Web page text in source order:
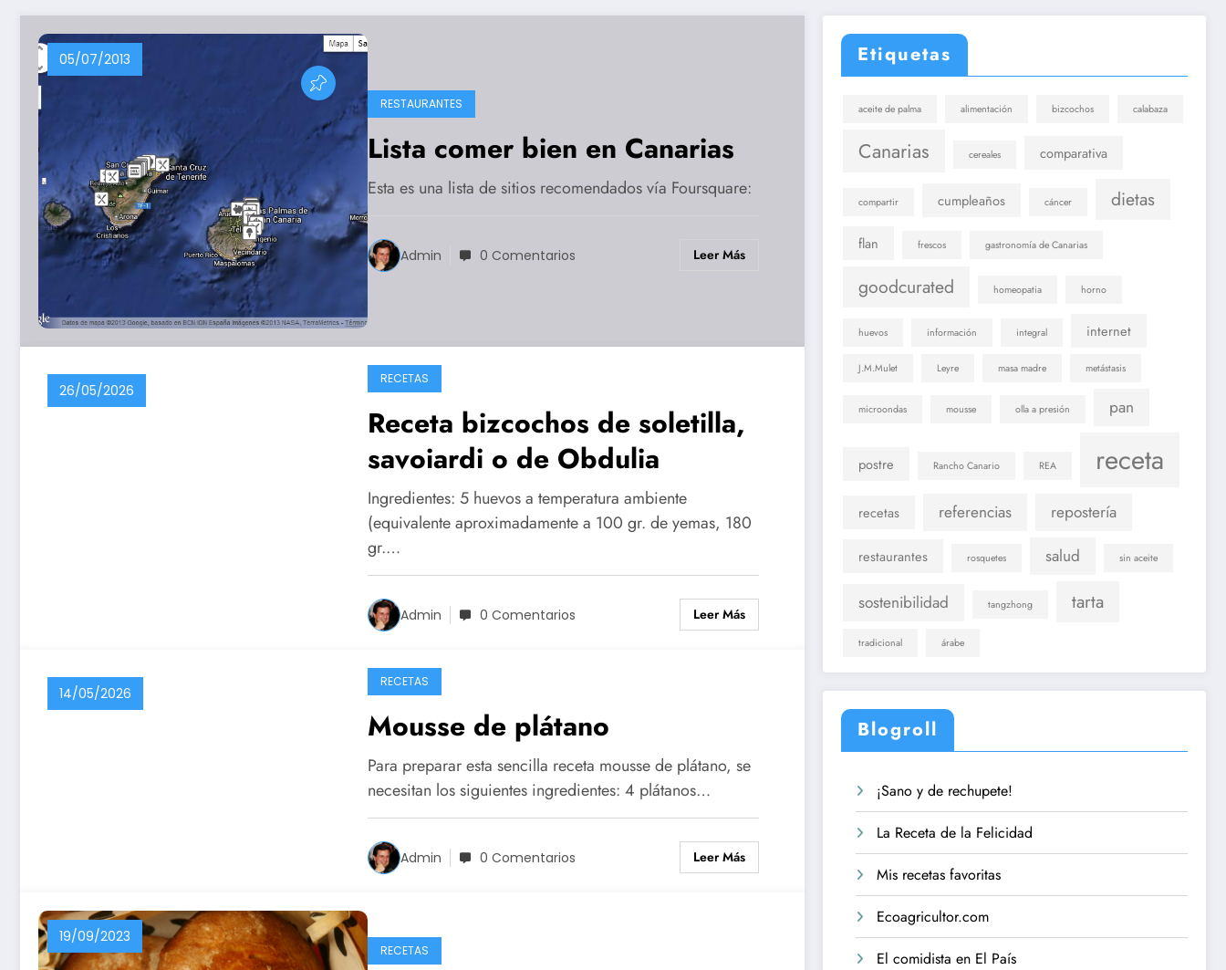
05/07/2013
RESTAURANTES
Lista comer bien en Canarias
Esta es una lista de sitios recomendados vía Foursquare:
Admin 0 Comentarios Leer Más
26/05/2026
RECETAS
Receta bizcochos de soletilla,
savoiardi o de Obdulia
Ingredientes: 5 huevos a temperatura ambiente
(equivalente aproximadamente a 100 gr. de yemas, 180
gr.…
Admin 0 Comentarios Leer Más
14/05/2026
RECETAS
Mousse de plátano
Para preparar esta sencilla receta mousse de plátano, se
necesitan los siguientes ingredientes: 4 plátanos…
Admin 0 Comentarios Leer Más
19/09/2023
RECETAS
Etiquetas
aceite de palma alimentación bizcochos calabaza
Canarias cereales comparativa
compartir cumpleaños cáncer dietas
flan frescos gastronomía de Canarias
goodcurated homeopatia horno
huevos información integral internet
J.M.Mulet Leyre masa madre metástasis
microondas mousse olla a presión pan
postre Rancho Canario REA receta
recetas referencias repostería
restaurantes rosquetes salud sin aceite
sostenibilidad tangzhong tarta
tradicional árabe
Blogroll
¡Sano y de rechupete!
La Receta de la Felicidad
Mis recetas favoritas
Ecoagricultor.com
El comidista en El País